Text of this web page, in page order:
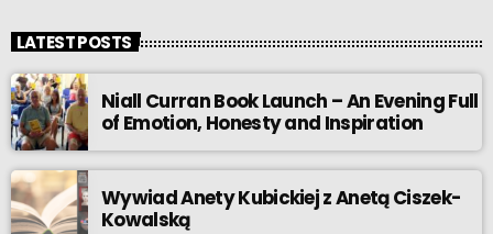
LATEST POSTS
Niall Curran Book Launch – An Evening Full
of Emotion, Honesty and Inspiration
Wywiad Anety Kubickiej z Anetą Ciszek-
Kowalską